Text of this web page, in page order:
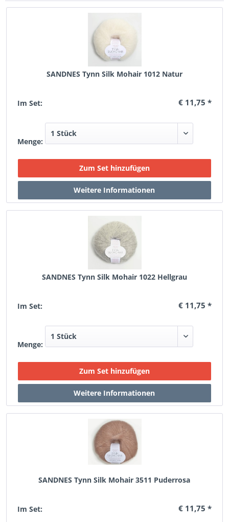
SANDNES Tynn Silk Mohair 1012 Natur
Im Set: € 11,75 *
Menge:
SANDNES Tynn Silk Mohair 1022 Hellgrau
Im Set: € 11,75 *
Menge:
SANDNES Tynn Silk Mohair 3511 Puderrosa
Im Set: € 11,75 *